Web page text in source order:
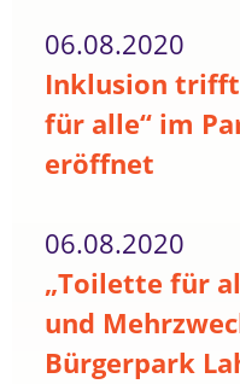
06.08.2020
Inklusion
für alle“ im
eröffnet
06.08.2020
„Toilette für
und
Bürgerpark